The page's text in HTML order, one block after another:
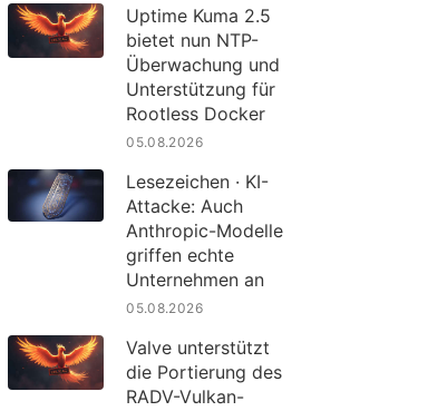
Uptime Kuma 2.5
bietet nun NTP-
Überwachung und
Unterstützung für
Rootless Docker
05.08.2026
Lesezeichen · KI-
Attacke: Auch
Anthropic-Modelle
griffen echte
Unternehmen an
05.08.2026
Valve unterstützt
die Portierung des
RADV-Vulkan-